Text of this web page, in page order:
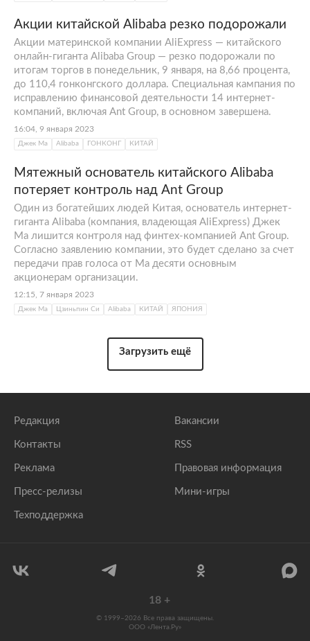
Акции китайской Alibaba резко подорожали
Акции материнской компании AliExpress — китайского
онлайн-гиганта Alibaba Group — резко подорожали по
итогам торгов в понедельник, 9 января, на 8,66 процента,
до 110,4 гонконгского доллара. Специальная кампания по
исправлению финансовой деятельности 14 интернет-
компаний, включая Ant Group, в основном завершена.
16:04, 9 января 2023
Джек Ма Alibaba ГОНКОНГ КИТАЙ
Мятежный основатель китайского Alibaba
потеряет контроль над Ant Group
Один из богатейших людей Китая, основатель интернет-
гиганта Alibaba (компания, владеющая AliExpress) Джек
Ма лишится контроля над финтех-компанией Ant Group.
Согласно заявлению компании, это будет сделано за счет
передачи прав голоса от Ма десяти основным
акционерам организации.
12:15, 7 января 2023
Джек Ма Цзиньпин Си Alibaba КИТАЙ ЯПОНИЯ
Загрузить ещё
Редакция
Контакты
Реклама
Пресс-релизы
Техподдержка
Вакансии
RSS
Правовая информация
Мини-игры
18 +
© 1999–2026 Все права защищены.
ООО «Лента.Ру»